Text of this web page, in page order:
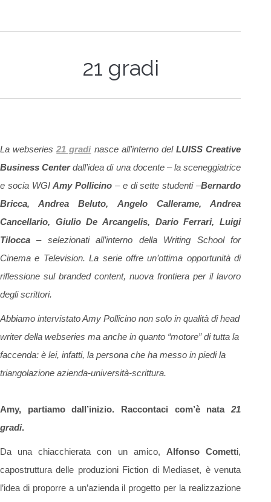
21 gradi
La webseries21 gradinasce all’interno del LUISS Creative
Business Centerdall’idea di una docente – la sceneggiatrice
e socia WGIAmy Pollicino – e di sette studenti –Bernardo
Bricca, Andrea Beluto, Angelo Callerame, Andrea
Cancellario, Giulio De Arcangelis, Dario Ferrari, Luigi
Tilocca – selezionati all’interno della Writing School for
Cinema e Television. La serie offre un’ottima opportunità di
riflessione sul branded content, nuova frontiera per il lavoro
degli scrittori.
Abbiamo intervistato Amy Pollicino non solo in qualità di head
writer della webseries ma anche in quanto “motore” di tutta la
faccenda: è lei, infatti, la persona che ha messo in piedi la
triangolazione azienda-università-scrittura.
Amy, partiamo dall’inizio. Raccontaci com’è nata 21
gradi.
Da una chiacchierata con un amico, Alfonso Cometti,
capostruttura delle produzioni Fiction di Mediaset, è venuta
l’idea di proporre a un’azienda il progetto per la realizzazione